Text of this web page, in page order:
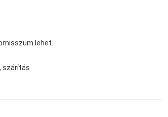
lehet.
szárítás